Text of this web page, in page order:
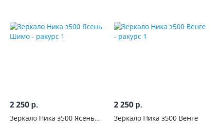
2 250 р.
Зеркало Ника з500 Ясень
2 250 р.
Зеркало Ника з500 Венге